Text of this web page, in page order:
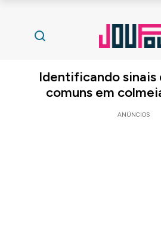
Identificando sinais
comuns em
ANÚNCIOS